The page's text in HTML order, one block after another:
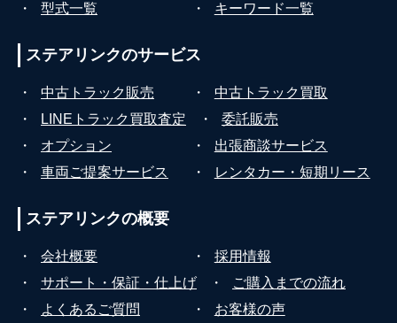
・ 型式一覧 ・ キーワード一覧
ステアリンクのサービス
・ 中古トラック販売 ・
中古トラック買取
・
LINEトラック買取査定 ・
委託販売
・
オプション ・
出張商談サービス
・
車両ご提案サービス ・ レンタカー・短期リース
ステアリンクの概要
・ 会社概要 ・
採用情報
・
サポート・保証・仕上げ ・
ご購入までの流れ
・
よくあるご質問 ・ お客様の声